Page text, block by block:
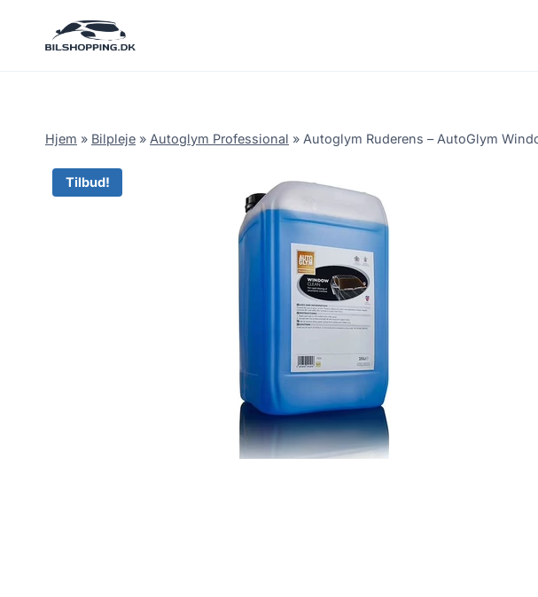
Hjem » Bilpleje » Autoglym Professional » Autoglym Ruderens – AutoGlym
Tilbud!